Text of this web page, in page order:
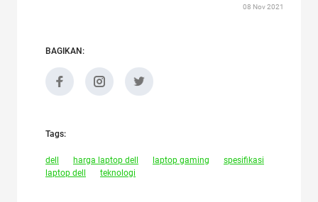
08 Nov 2021
BAGIKAN:
Tags:
dell harga laptop dell laptop gaming
spesifikasi
laptop dell
teknologi